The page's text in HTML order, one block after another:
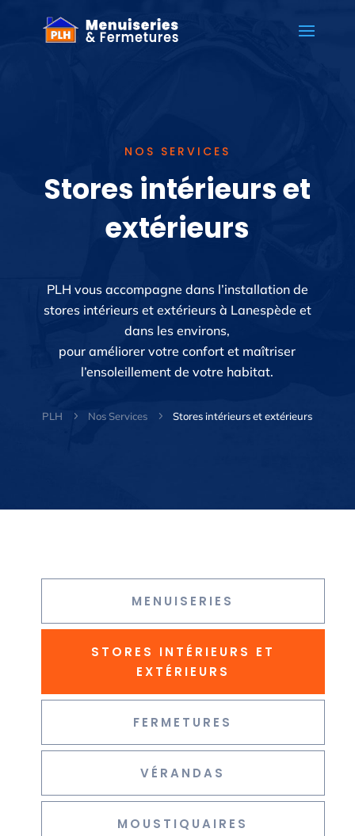
NOS SERVICES
Stores intérieurs et
extérieurs
PLH vous accompagne dans l’installation de
stores intérieurs et extérieurs à Lanespède et
dans les environs,
pour améliorer votre confort et maîtriser
l’ensoleillement de votre habitat.
PLH 5 Nos Services 5 Stores intérieurs et extérieurs
MENUISERIES
STORES INTÉRIEURS ET
EXTÉRIEURS
FERMETURES
VÉRANDAS
MOUSTIQUAIRES